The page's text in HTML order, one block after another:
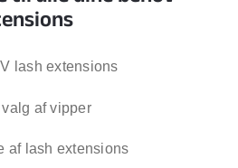
lash extensions
af vipper
af lash extensions